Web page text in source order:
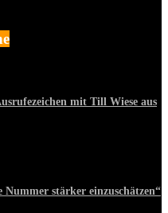
mit Till Wiese aus
Nummer stärker einzuschätzen“